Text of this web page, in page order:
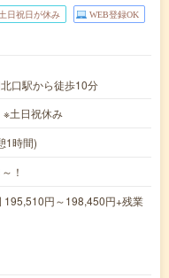
土日祝日が休み WEB登録OK
口駅から徒歩10分
土日祝休み
1時間)
！
円～198,450円+残業